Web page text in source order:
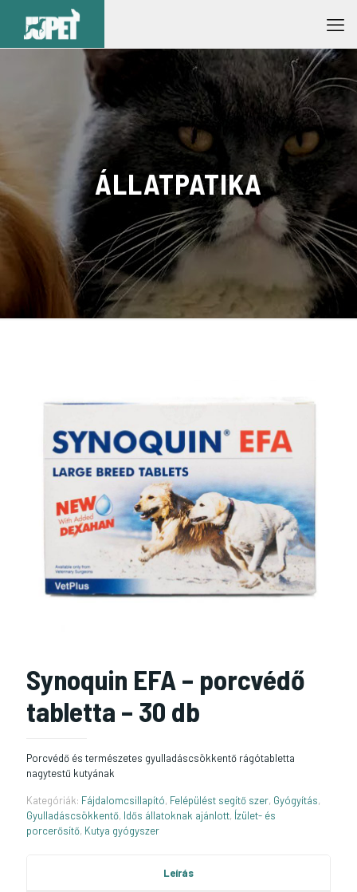
ÁLLATPATIKA
Synoquin EFA – porcvédő
tabletta – 30 db
Porcvédő és természetes gyulladáscsökkentő rágótabletta
nagytestű kutyának
Kategóriák: Fájdalomcsillapító, Felépülést segítő szer, Gyógyítás,
Gyulladáscsökkentő, Idős állatoknak ajánlott, Ízület- és
porcerősítő, Kutya gyógyszer
Leírás